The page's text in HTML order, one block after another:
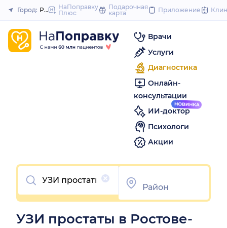
to
Закрыть
Город: Ростов-на-Дону
НаПоправку
Плюс
Подарочная
карта
Приложение
Врачи
Услуги
Диагностика
Онлайн-
консультации
ИИ-доктор
Психологи
Акции
Очистить
УЗИ простаты в Ростове-